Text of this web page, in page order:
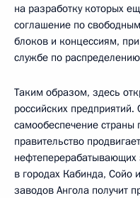
на разработку которых
соглашение по
блоков и концессиям,
службе по
Таким образом, здесь
российских
самообеспечение страны
правительство
в городах Кабинда, Сойо
заводов Ангола получит